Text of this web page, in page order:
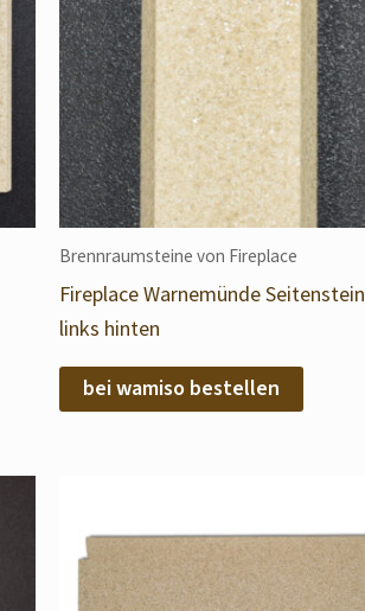
Brennraumsteine von Fireplace
Fireplace Warnemünde Seitenstein
links hinten
bei wamiso bestellen